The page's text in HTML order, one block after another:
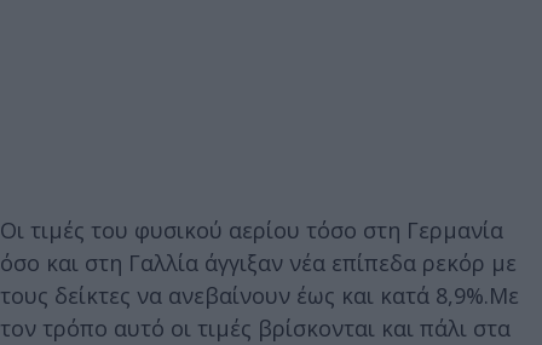
Οι τιμές του φυσικού αερίου τόσο στη Γερμανία
όσο και στη Γαλλία άγγιξαν νέα επίπεδα ρεκόρ με
τους δείκτες να ανεβαίνουν έως και κατά 8,9%.Με
τον τρόπο αυτό οι τιμές βρίσκονται και πάλι στα